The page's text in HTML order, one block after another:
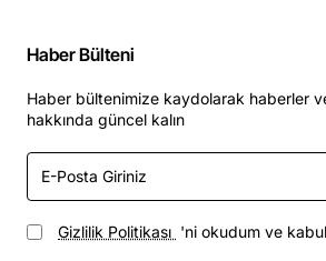
Haber Bülteni
Haber bültenimize kaydolarak haberler
hakkında güncel kalın
E-
Posta
Giriniz
Gizlilik Politikası 'ni okudum ve